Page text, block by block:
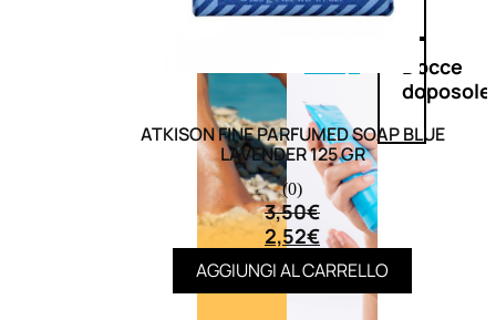
DoposoleDocce
doposole
ATKISON FINE PARFUMED SOAP BLUE
LAVENDER 125 GR
(0)
3,50€
2,52€
AGGIUNGI AL CARRELLO